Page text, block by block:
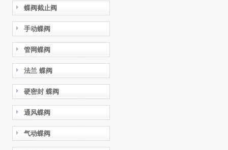
蝶阀截止阀
手动蝶阀
管网蝶阀
法兰 蝶阀
硬密封 蝶阀
通风蝶阀
气动蝶阀